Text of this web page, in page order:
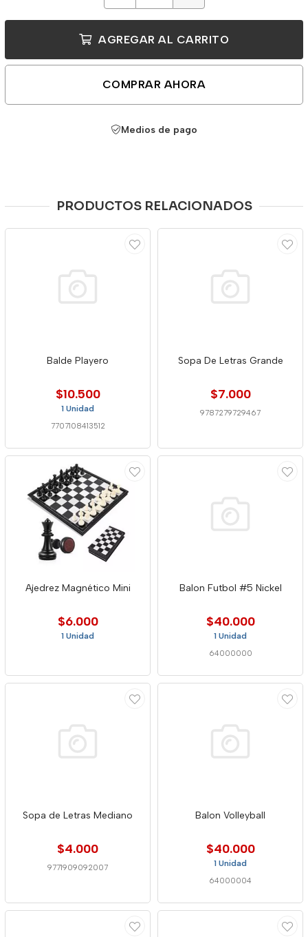
AGREGAR AL CARRITO
COMPRAR AHORA
Medios de pago
PRODUCTOS RELACIONADOS
Balde Playero
$10.500
1 Unidad
7707108413512
Sopa De Letras Grande
$7.000
9787279729467
Ajedrez Magnético Mini
$6.000
1 Unidad
Balon Futbol #5 Nickel
$40.000
1 Unidad
64000000
Sopa de Letras Mediano
$4.000
9771909092007
Balon Volleyball
$40.000
1 Unidad
64000004